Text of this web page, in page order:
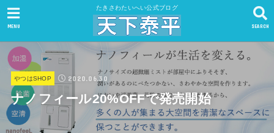
たきさわたいへい公式ブログ
SEARCH
MENU
やつはSHOP 2020.06.30
ナノフィール20%OFFで発売開始